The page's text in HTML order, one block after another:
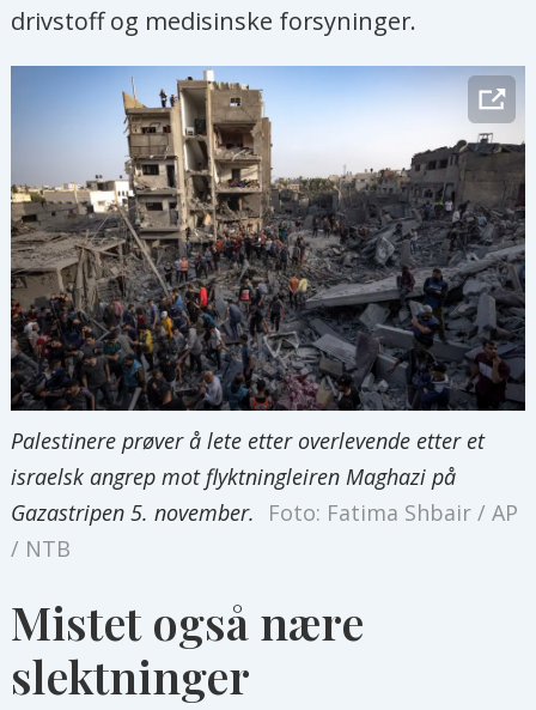
drivstoff og medisinske forsyninger.
Palestinere prøver å lete etter overlevende etter et
israelsk angrep mot flyktningleiren Maghazi på
Gazastripen 5. november.
Foto: Fatima Shbair / AP
/ NTB
Mistet også nære
slektninger